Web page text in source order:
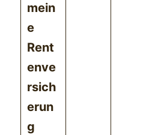
mein
e
Rent
enve
rsich
erun
g